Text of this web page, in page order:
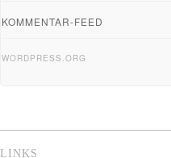
KOMMENTAR-FEED
WORDPRESS.ORG
LINKS